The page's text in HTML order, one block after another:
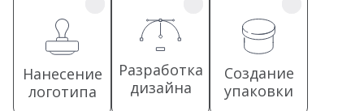
Нанесение
логотипа
Разработка
дизайна
Создание
упаковки